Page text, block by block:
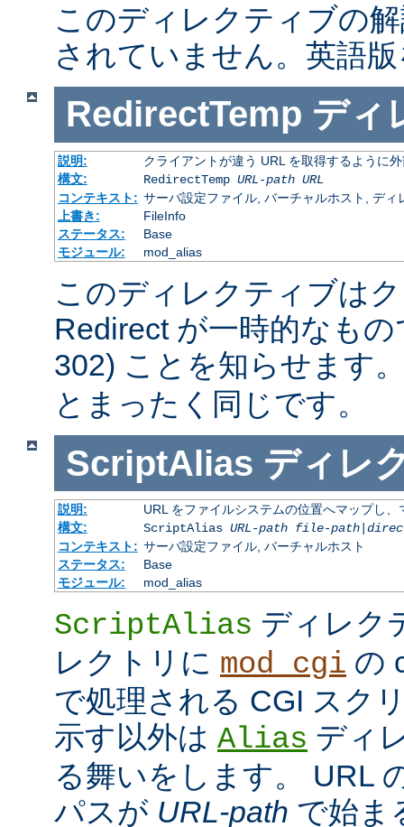
このディレクティブの
されていません。英語
RedirectTemp ディ
説明:
クライアントが違う URL を取得するように
構文:
RedirectTemp URL-path URL
コンテキスト: サーバ設定ファイル, バーチャルホスト, ディ
上書き:
FileInfo
ステータス:
Base
モジュール:
mod_alias
このディレクティブは
Redirect が一時的なも
302) ことを知らせます
とまったく同じです。
ScriptAlias ディレ
説明:
URL をファイルシステムの位置へマップし
構文:
ScriptAlias URL-path file-path|
コンテキスト: サーバ設定ファイル, バーチャルホスト
ステータス:
Base
モジュール:
mod_alias
ScriptAlias ディレク
レクトリに mod_cgi の
で処理される CGI スク
示す以外は Alias ディ
る舞いをします。 URL
パスが URL-path で始ま